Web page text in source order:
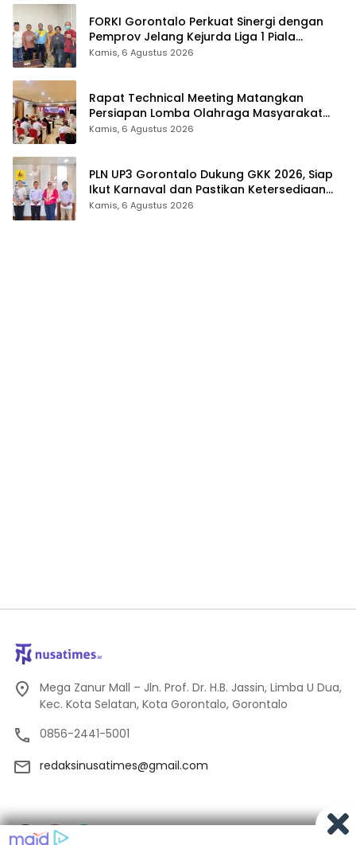
FORKI Gorontalo Perkuat Sinergi dengan
Pemprov Jelang Kejurda Liga 1 Piala
Gubernur 2026
Kamis, 6 Agustus 2026
Rapat Technical Meeting Matangkan
Persiapan Lomba Olahraga Masyarakat
Tingkat Provinsi Gorontalo
Kamis, 6 Agustus 2026
PLN UP3 Gorontalo Dukung GKK 2026, Siap
Ikut Karnaval dan Pastikan Ketersediaan
Listrik
Kamis, 6 Agustus 2026
Mega Zanur Mall – Jln. Prof. Dr. H.B. Jassin, Limba U Dua,
Kec. Kota Selatan, Kota Gorontalo, Gorontalo
0856-2441-5001
redaksinusatimes@gmail.com